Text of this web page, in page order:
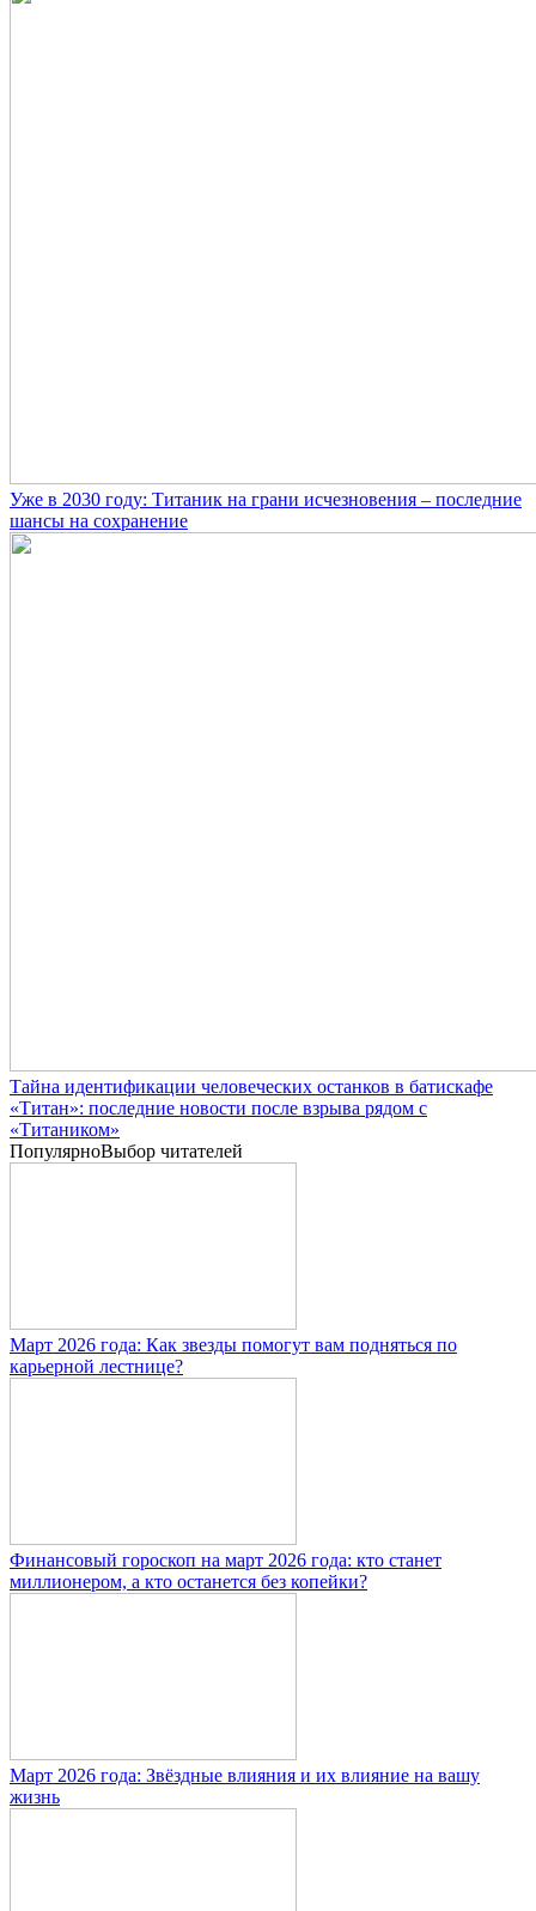
Уже в 2030 году: Титаник на грани исчезновения – последние
шансы на сохранение
Тайна идентификации человеческих останков в батискафе
«Титан»: последние новости после взрыва рядом с
«Титаником»
ПопулярноВыбор читателей
Март 2026 года: Как звезды помогут вам подняться по
карьерной лестнице?
Финансовый гороскоп на март 2026 года: кто станет
миллионером, а кто останется без копейки?
Март 2026 года: Звёздные влияния и их влияние на вашу
жизнь